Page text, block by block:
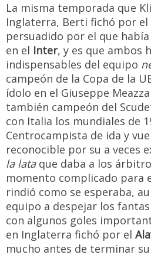
La misma temporada que
Inglaterra, Berti fichó por
persuadido por el que
en el Inter, y es que ambos
indispensables del equipo
campeón de la Copa de la
ídolo en el Giuseppe
también campeón del
con Italia los mundiales de
Centrocampista de ida y
reconocible por su a veces
la lataque daba a los
momento complicado para
rindió como se esperaba,
equipo a despejar los
con algunos goles
en Inglaterra fichó por el
mucho antes de terminar